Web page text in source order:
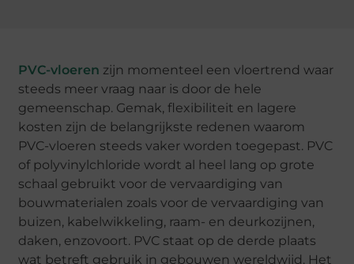
PVC-vloeren zijn momenteel een vloertrend waar
steeds meer vraag naar is door de hele
gemeenschap. Gemak, flexibiliteit en lagere
kosten zijn de belangrijkste redenen waarom
PVC-vloeren steeds vaker worden toegepast. PVC
of polyvinylchloride wordt al heel lang op grote
schaal gebruikt voor de vervaardiging van
bouwmaterialen zoals voor de vervaardiging van
buizen, kabelwikkeling, raam- en deurkozijnen,
daken, enzovoort. PVC staat op de derde plaats
wat betreft gebruik in gebouwen wereldwijd. Het